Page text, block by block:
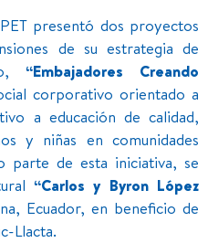
presentó dos proyectos
de su estrategia de
“Embajadores Creando
corporativo orientado a
a educación de calidad,
y niñas en comunidades
parte de esta iniciativa, se
“Carlos y Byron López
Ecuador, en beneficio de
Llacta.